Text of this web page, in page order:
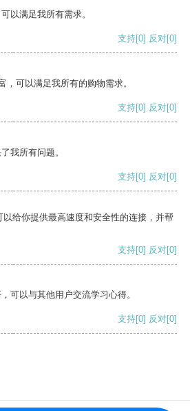
以满足我所有需求。
支持[0] 反对[0]
，可以满足我所有的购物需求。
支持[0] 反对[0]
我所有问题。
支持[0] 反对[0]
给你提供最高速度和安全性的连接，并帮
支持[0] 反对[0]
可以与其他用户交流学习心得。
支持[0] 反对[0]